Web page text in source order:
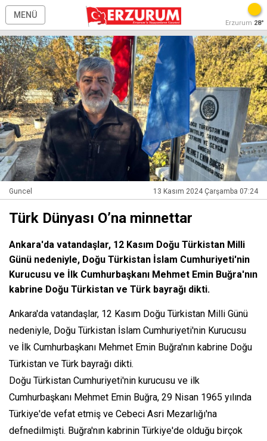
MENÜ
Erzurum 28°
Guncel 13 Kasım 2024 Çarşamba 07:24
Türk Dünyası O’na minnettar
Ankara'da vatandaşlar, 12 Kasım Doğu Türkistan Milli
Günü nedeniyle, Doğu Türkistan İslam Cumhuriyeti'nin
Kurucusu ve İlk Cumhurbaşkanı Mehmet Emin Buğra'nın
kabrine Doğu Türkistan ve Türk bayrağı dikti.
Ankara'da vatandaşlar, 12 Kasım Doğu Türkistan Milli Günü
nedeniyle, Doğu Türkistan İslam Cumhuriyeti'nin Kurucusu
ve İlk Cumhurbaşkanı Mehmet Emin Buğra'nın kabrine Doğu
Türkistan ve Türk bayrağı dikti.
Doğu Türkistan Cumhuriyeti'nin kurucusu ve ilk
Cumhurbaşkanı Mehmet Emin Buğra, 29 Nisan 1965 yılında
Türkiye'de vefat etmiş ve Cebeci Asri Mezarlığı'na
defnedilmişti. Buğra'nın kabrinin Türkiye'de olduğu birçok